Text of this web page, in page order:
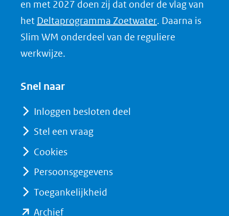
d
I
venster)
een
andere
website)
en met 2027 doen zij dat onder de vlag van
het Deltaprogramma Zoetwater(opent
in
. Daarna is
Slim WM onderdeel van de reguliere
werkwijze.
Snel naar
Inloggen besloten deel
Stel een vraag
Cookies
Persoonsgegevens
Toegankelijkheid
Archief(opent